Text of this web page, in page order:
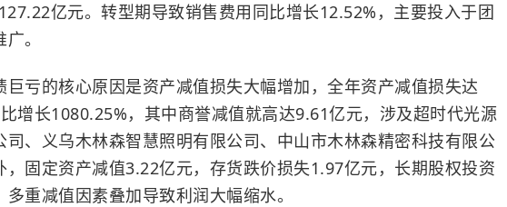
亿元‌。转型期导致‌销售费用同比增长12.52%‌，主要投入于团
。
巨亏的核心原因是资产减值损失大幅增加，全年资产减值损失达
增长1080.25%，其中商誉减值就高达9.61亿元，涉及超时代光源
司、义乌木林森智慧照明有限公司、中山市木林森精密科技有限公
，固定资产减值3.22亿元，存货跌价损失1.97亿元，长期股权投资
重减值因素叠加导致利润大幅缩水。